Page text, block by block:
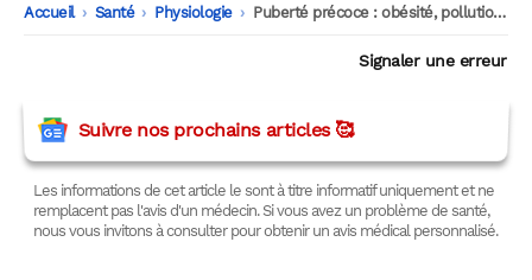
Accueil -
Santé -
Physiologie -
Puberté précoce : obésité, pollution, hormones…
Signaler une erreur
Suivre nos prochains articles 🥰
Les informations de cet article le sont à titre informatif uniquement et ne
remplacent pas l'avis d'un médecin. Si vous avez un problème de santé,
nous vous invitons à consulter pour obtenir un avis médical personnalisé.